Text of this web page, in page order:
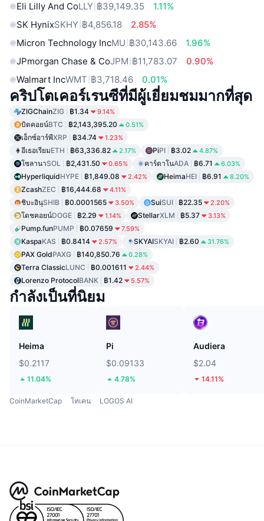
Eli Lilly And CoLLY ฿39,149.35
1.11%
SK HynixSKHY ฿4,856.18
2.85%
Micron Technology IncMU ฿30,143.66
1.96%
JPmorgan Chase & CoJPM ฿11,783.07
0.90%
Walmart IncWMT ฿3,718.46 0.01%
คริปโตเคอร์เรนซีที่มีผู้เยี่ยมชมมากที่สุด
ZIGChainZIG ฿1.34 9.14%
บิตคอยน์BTC ฿2,143,395.20 0.51%
เอ็กซ์อาร์พีXRP ฿34.74 1.23%
อีเธอเรียมETH ฿63,336.82 2.17% PiPI ฿3.02 4.87%
โซลานาSOL ฿2,431.50 0.65% คาร์ดาโนADA ฿6.71 6.03%
HyperliquidHYPE ฿1,849.08 2.42% HeimaHEI ฿6.91 8.20%
ZcashZEC ฿16,444.68 4.11%
ชิบะอินุSHIB ฿0.0001565 3.50% SuiSUI ฿22.35 2.20%
โดชคอยน์DOGE ฿2.29 1.14% StellarXLM ฿5.37 3.13%
Pump.funPUMP ฿0.07659 7.59%
KaspaKAS ฿0.8414 2.57% SKYAISKYAI ฿2.60 31.76%
PAX GoldPAXG ฿140,850.76 0.28%
Terra ClassicLUNC ฿0.001611 2.44%
Lorenzo ProtocolBANK ฿1.42 5.57%
กำลังเป็นที่นิยม
Heima
$0.2117
11.04%
Pi
$0.09133
4.78%
Audiera
$2.04
14.11%
CoinMarketCap โทเคน LOGOS AI